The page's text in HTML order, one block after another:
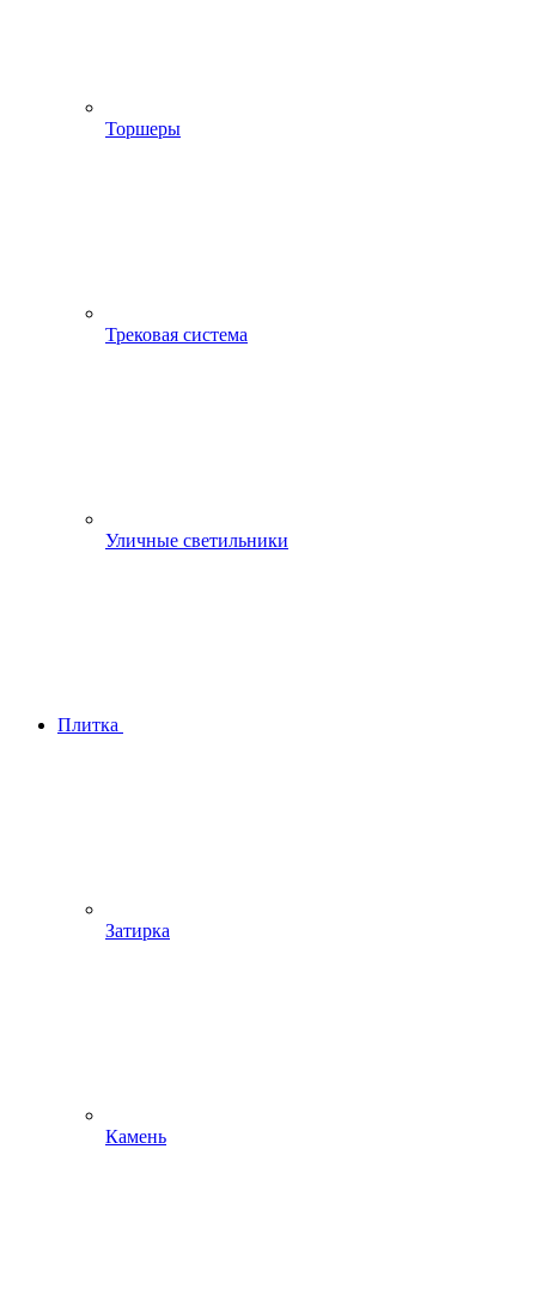
Торшеры
Трековая система
Уличные светильники
Плитка
Затирка
Камень